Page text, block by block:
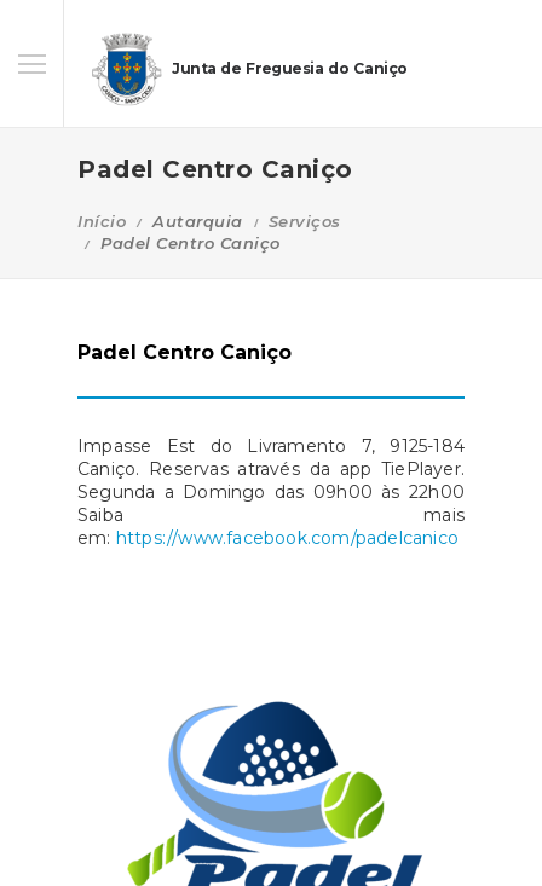
Junta de Freguesia do Caniço
Padel Centro Caniço
Início Autarquia
Serviços
Padel Centro Caniço
Padel Centro Caniço
Impasse Est do Livramento 7, 9125-184
Caniço. Reservas através da app TiePlayer.
Segunda a Domingo das 09h00 às 22h00
Saiba mais
em: https://www.facebook.com/padelcanico